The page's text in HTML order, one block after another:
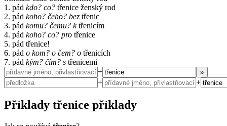
1. pád kdo? co? třenice ženský rod
2. pád koho? čeho? bez třenic
3. pád komu? čemu? ktřenicím
4. pád koho? co? pro třenice
5. pád třenice!
6. pád o kom? o čem? o třenicích
7. pád kým? čím? s třenicemi
+
»
+ +
Příklady třenice příklady